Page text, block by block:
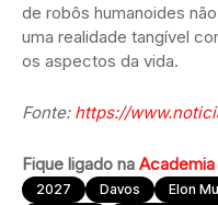
de robôs humanoides
uma realidade tangível
os aspectos da vida.
Fonte: https://
Fique ligado na
2027 Davos Elon